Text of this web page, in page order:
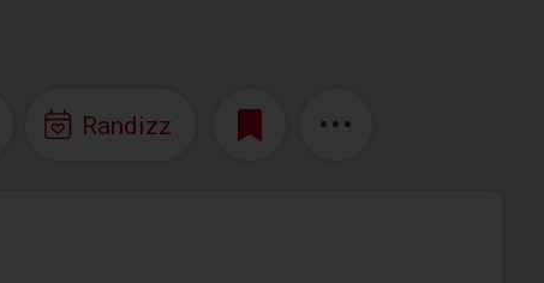
Randizz